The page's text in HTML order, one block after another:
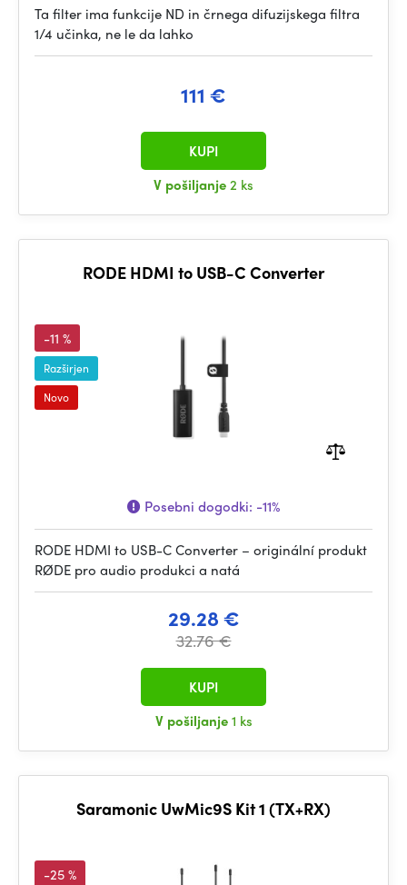
Ta filter ima funkcije ND in črnega difuzijskega filtra
1/4 učinka, ne le da lahko
111 €
V pošiljanje2 ks
KUPI
RODE HDMI to USB-C Converter
-11 %
Razširjen
Novo
Posebni dogodki: -11%
RODE HDMI to USB-C Converter – originální produkt
RØDE pro audio produkci a natá
29.28 €
32.76 €
V pošiljanje1 ks
KUPI
Saramonic UwMic9S Kit 1 (TX+RX)
-25 %